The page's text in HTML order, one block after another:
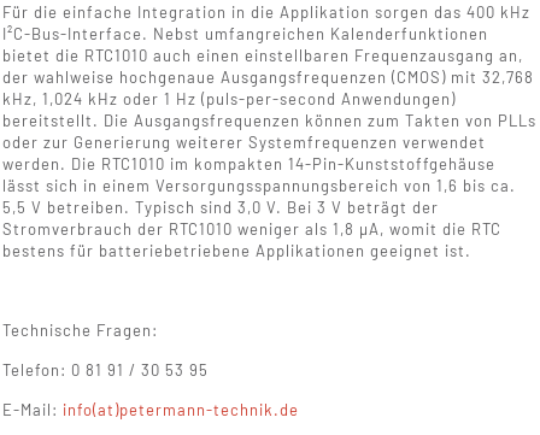
Für die einfache Integration in die Applikation sorgen das 400 kHz
I²C-Bus-Interface. Nebst umfangreichen Kalenderfunktionen
bietet die RTC1010 auch einen einstellbaren Frequenzausgang an,
der wahlweise hochgenaue Ausgangsfrequenzen (CMOS) mit 32,768
kHz, 1,024 kHz oder 1 Hz (puls-per-second Anwendungen)
bereitstellt. Die Ausgangsfrequenzen können zum Takten von PLLs
oder zur Generierung weiterer Systemfrequenzen verwendet
werden. Die RTC1010 im kompakten 14-Pin-Kunststoffgehäuse
lässt sich in einem Versorgungsspannungsbereich von 1,6 bis ca.
5,5 V betreiben. Typisch sind 3,0 V. Bei 3 V beträgt der
Stromverbrauch der RTC1010 weniger als 1,8 µA, womit die RTC
bestens für batteriebetriebene Applikationen geeignet ist.
Technische Fragen:
Telefon: 0 81 91 / 30 53 95
E-Mail: info(at)petermann-technik.de